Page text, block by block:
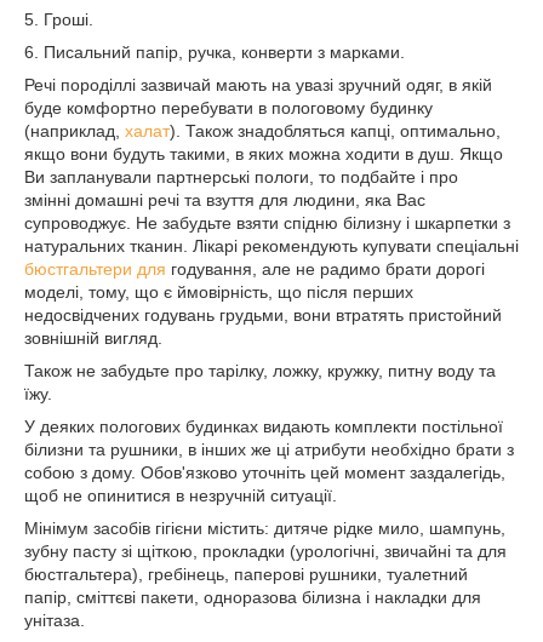
5. Гроші.
6. Писальний папір, ручка, конверти з марками.
Речі породіллі зазвичай мають на увазі зручний одяг, в якій
буде комфортно перебувати в пологовому будинку
(наприклад, халат). Також знадобляться капці, оптимально,
якщо вони будуть такими, в яких можна ходити в душ. Якщо
Ви запланували партнерські пологи, то подбайте і про
змінні домашні речі та взуття для людини, яка Вас
супроводжує. Не забудьте взяти спідню білизну і шкарпетки з
натуральних тканин. Лікарі рекомендують купувати спеціальні
бюстгальтери для годування, але не радимо брати дорогі
моделі, тому, що є ймовірність, що після перших
недосвідчених годувань грудьми, вони втратять пристойний
зовнішній вигляд.
Також не забудьте про тарілку, ложку, кружку, питну воду та
їжу.
У деяких пологових будинках видають комплекти постільної
білизни та рушники, в інших же ці атрибути необхідно брати з
собою з дому. Обов'язково уточніть цей момент заздалегідь,
щоб не опинитися в незручній ситуації.
Мінімум засобів гігієни містить: дитяче рідке мило, шампунь,
зубну пасту зі щіткою, прокладки (урологічні, звичайні та для
бюстгальтера), гребінець, паперові рушники, туалетний
папір, сміттєві пакети, одноразова білизна і накладки для
унітаза.